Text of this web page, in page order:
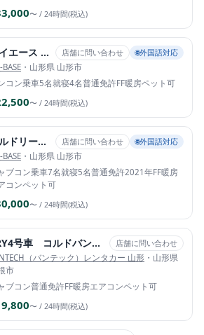
〜 / 24時間(税込)
ハイエース ノニデル製バンコン 店舗に問い合わせ 🌐外国語対応
BASE ・山形県 山形市
コン乗車5名就寝4名普通免許FF暖房ペット可
〜 / 24時間(税込)
コルドリーブス 店舗に問い合わせ 🌐外国語対応
BASE ・山形県 山形市
ブコン乗車7名就寝5名普通免許2021年FF暖房
コンペット可
〜 / 24時間(税込)
VRY4号車 コルドバンクス(L) / トヨタ 店舗に問い合わせ
（バンテック）レンタカー 山形 ・山形県
市
ブコン普通免許FF暖房エアコンペット可
〜 / 24時間(税込)